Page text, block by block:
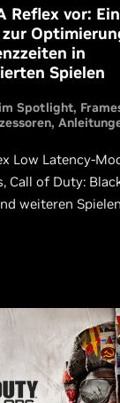
Reflex vor:
in
Spielen
Spotlight
Low Latency-
Call of Duty:
weiteren